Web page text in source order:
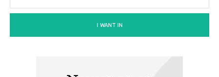
I WANT IN